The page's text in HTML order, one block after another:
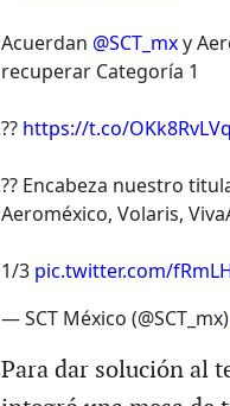
Acuerdan @SCT_mxy
recuperar Categoría 1
?? https://t.co/
?? Encabeza nuestro
Aeroméxico, Volaris,
1/3 pic.twitter.com/
— SCT México (@SCT_mx)
Para dar solución al